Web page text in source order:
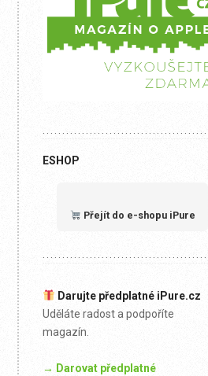
ESHOP
Přejít do e-shopu iPure
Darujte předplatné iPure.cz
Uděláte radost a podpoříte
magazín.
→ Darovat předplatné